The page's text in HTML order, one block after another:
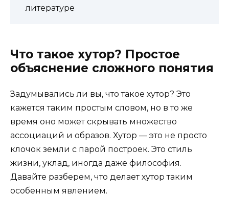
литературе
Что такое хутор? Простое
объяснение сложного понятия
Задумывались ли вы, что такое хутор? Это
кажется таким простым словом, но в то же
время оно может скрывать множество
ассоциаций и образов. Хутор — это не просто
клочок земли с парой построек. Это стиль
жизни, уклад, иногда даже философия.
Давайте разберем, что делает хутор таким
особенным явлением.